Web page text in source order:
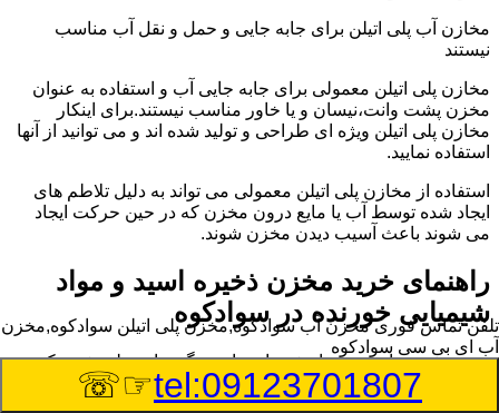
مخازن آب پلی اتیلن برای جابه جایی و حمل و نقل آب مناسب
نیستند
مخازن پلی اتیلن معمولی برای جابه جایی آب و استفاده به عنوان
مخزن پشت وانت،نیسان و یا خاور مناسب نیستند.برای اینکار
مخازن پلی اتیلن ویژه ای طراحی و تولید شده اند و می توانید از آنها
استفاده نمایید.
استفاده از مخازن پلی اتیلن معمولی می تواند به دلیل تلاطم های
ایجاد شده توسط آب یا مایع درون مخزن که در حین حرکت ایجاد
می شوند باعث آسیب دیدن مخزن شوند.
راهنمای خرید مخزن ذخیره اسید و مواد
شیمیایی خورنده در سوادکوه
مخزن ذخیره اسید و مواد شیمیایی باید به گونه ای تولید شوند که
بتوانند در برابر چگالی نسبتا بالا و خورندگی انواع اسیدها مقاومت
کافی داشته باشند.به همین دلیل نمی توان در هر مخزنی اسید و مواد
تلفن تماس فوریمخزن آب سوادکوه,مخزن پلی اتیلن سوادکوه,مخزن
آب ای بی سی سوادکوه
tel:09123701807
☞☏